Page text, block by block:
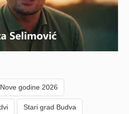
godine 2026
Stari grad Budva